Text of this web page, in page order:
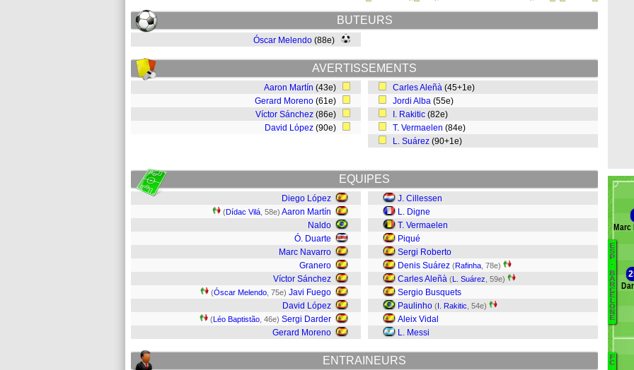
BUTEURS
Óscar Melendo (88e)
AVERTISSEMENTS
Aaron Martín (43e)
Gerard Moreno (61e)
Víctor Sánchez (86e)
David López (90e)
Carles Aleñà (45+1e)
Jordi Alba (55e)
I. Rakitic (82e)
T. Vermaelen (84e)
L. Suárez (90+1e)
EQUIPES
Diego López
(Dídac Vilá , 58e) Aaron Martín
Naldo
Ó. Duarte
Marc Navarro
Granero
Víctor Sánchez
(Óscar Melendo , 75e) Javi Fuego
David López
(Léo Baptistão , 46e) Sergi Darder
Gerard Moreno
J. Cillessen
L. Digne
T. Vermaelen
Piqué
Sergi Roberto
Denis Suárez (Rafinha , 78e)
Carles Aleñà (L. Suárez , 59e)
Sergio Busquets
Paulinho (I. Rakitic , 54e)
Aleix Vidal
L. Messi
ENTRAINEURS
E
S
P
.
B
A
R
C
E
L
O
N
E
F
C
Marc